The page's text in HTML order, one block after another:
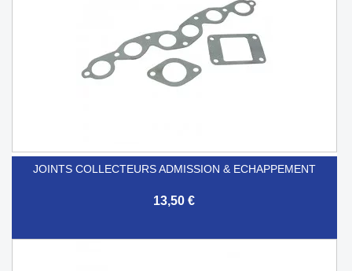
JOINTS COLLECTEURS ADMISSION & ECHAPPEMENT
13,50 €